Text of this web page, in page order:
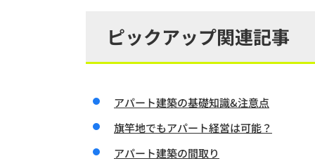
ピックアップ関連記事
アパート建築の基礎知識&注意点
旗竿地でもアパート経営は可能？
アパート建築の間取り